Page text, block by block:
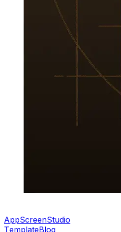
AppScreenStudio
TemplateBlog